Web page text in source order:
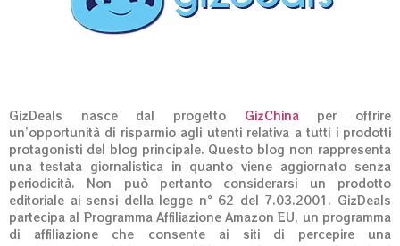
GizDeals nasce dal progetto GizChinaper offrire
un’opportunità di risparmio agli utenti relativa a tutti i prodotti
protagonisti del blog principale. Questo blog non rappresenta
una testata giornalistica in quanto viene aggiornato senza
periodicità. Non può pertanto considerarsi un prodotto
editoriale ai sensi della legge n° 62 del 7.03.2001. GizDeals
partecipa al Programma Affiliazione Amazon EU, un programma
di affiliazione che consente ai siti di percepire una